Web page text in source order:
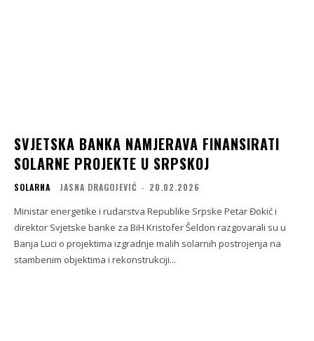
SVJETSKA BANKA NAMJERAVA FINANSIRATI
SOLARNE PROJEKTE U SRPSKOJ
SOLARNA JASNA DRAGOJEVIĆ - 20.02.2026
Ministar energetike i rudarstva Republike Srpske Petar Đokić i
direktor Svjetske banke za BiH Kristofer Šeldon razgovarali su u
Banja Luci o projektima izgradnje malih solarnih postrojenja na
stambenim objektima i rekonstrukciji...